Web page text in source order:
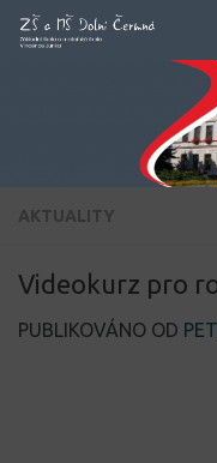
Skip to content
AKTUALITY
Videokurz pro
PUBLIKOVÁNO OD